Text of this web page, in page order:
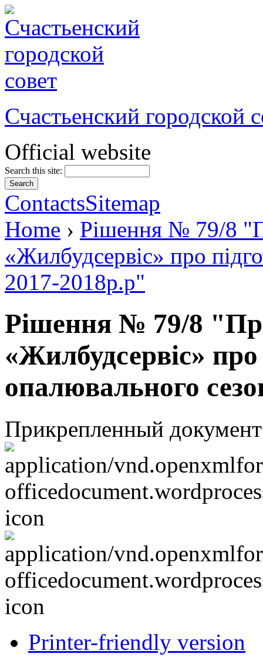
Счастьенский городской
Official website
Search this site:
ContactsSitemap
Home › Рішення № 79/8
«Жилбудсервіс» про
2017-2018р.р"
Рішення № 79/8
«Жилбудсервіс» про
опалювального
Прикрепленный
Printer-friendly version